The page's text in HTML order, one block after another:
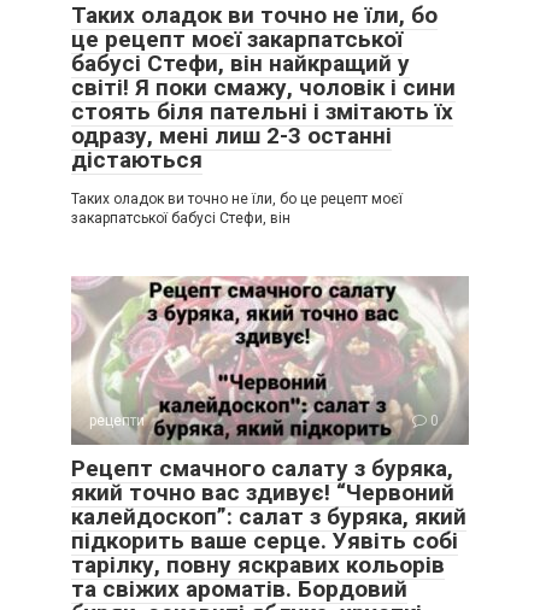
Таких оладок ви точно не їли, бо
це рецепт моєї закарпатської
бабусі Стефи, він найкращий у
світі! Я поки смажу, чоловік і сини
стоять біля пательні і змітають їх
одразу, мені лиш 2-3 останні
дістаються
Таких оладок ви точно не їли, бо це рецепт моєї
закарпатської бабусі Стефи, він
рецепти 0
Рецепт смачного салату з буряка,
який точно вас здивує! “Червоний
калейдоскоп”: салат з буряка, який
підкорить ваше серце. Уявіть собі
тарілку, повну яскравих кольорів
та свіжих ароматів. Бордовий